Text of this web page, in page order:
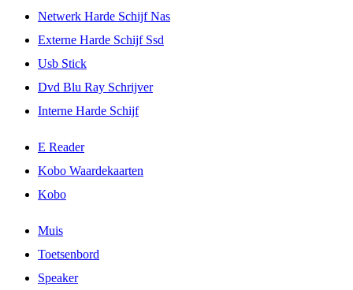
Netwerk Harde Schijf Nas
Externe Harde Schijf Ssd
Usb Stick
Dvd Blu Ray Schrijver
Interne Harde Schijf
E Reader
Kobo Waardekaarten
Kobo
Muis
Toetsenbord
Speaker